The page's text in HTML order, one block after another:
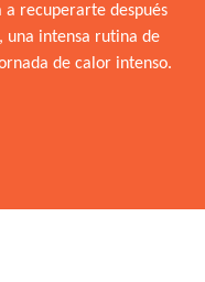
recuperarte después
una intensa rutina de
de calor intenso.